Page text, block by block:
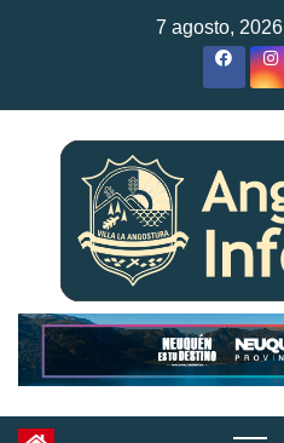
7 agosto, 2026